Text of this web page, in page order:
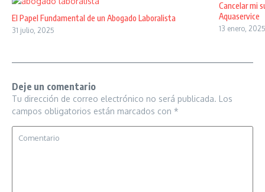
El Papel Fundamental de un Abogado Laboralista
31 julio, 2025
Cancelar mi
Aquaservice
13 enero, 2025
Deje un comentario
Tu dirección de correo electrónico no será publicada. Los
campos obligatorios están marcados con *